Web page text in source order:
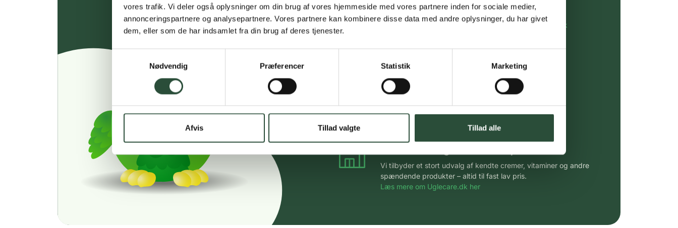
vores trafik. Vi deler også oplysninger om din brug af vores hjemmeside med vores partnere inden for sociale medier,
annonceringspartnere og analysepartnere. Vores partnere kan kombinere disse data med andre oplysninger, du har givet
dem, eller som de har indsamlet fra din brug af deres tjenester.
Nødvendig
Præferencer Statistik Marketing
Afvis Tillad valgte Tillad alle
Personlig rådgivning
Få hjælp til din webordre på: kundeservice@uglecare.dk
Hurtigt leveringen via GLS, og DAO
Faste lave priser*
Stort udvalg af kendte produkter
Vi tilbyder et stort udvalg af kendte cremer, vitaminer og andre
spændende produkter – altid til fast lav pris.
Læs mere om Uglecare.dk her